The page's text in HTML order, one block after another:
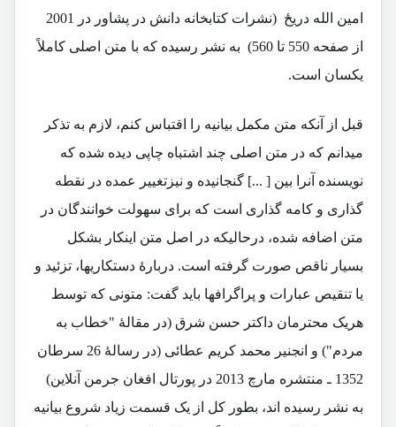
امین الله دریځ (نشرات کتابخانه دانش در پشاور در 2001
از صفحه 550 تا 560) به نشر رسیده که با متن اصلی کاملاً
یکسان است.
قبل از آنکه متن مکمل بیانیه را اقتباس کنم، لازم به تذکر
میدانم که در متن اصلی چند اشتباه چاپی دیده شده که
نویسنده آنرا بین [ ...] گنجانیده و نیزتغییر عمده در نقطه
گذاری و کامه گذاری است که برای سهولت خوانندگان در
متن اضافه شده، درحالیکه در اصل متن اینکار بشکل
بسیار ناقص صورت گرفته است. دربارۀ دستکاریها، تزئید و
یا تنقیص عبارات و پراگرافها باید گفت: متونی که توسط
هریک محترمان داکتر حسن شرق (در مقالۀ "خطاب به
مردم") و انجنیر محمد کریم عطائی (در رسالۀ 26 سرطان
1352 ـ منتشره مارچ 2013 در پورتال افغان جرمن آنلاین)
به نشر رسیده اند، بطور کل از یک قسمت زیاد شروع بیانیه